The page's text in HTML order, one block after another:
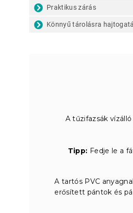
Praktikus zárás
Könnyű tárolásra
A tűzifazsák
Tipp: Fedje le a
A tartós PVC
erősített pántok és